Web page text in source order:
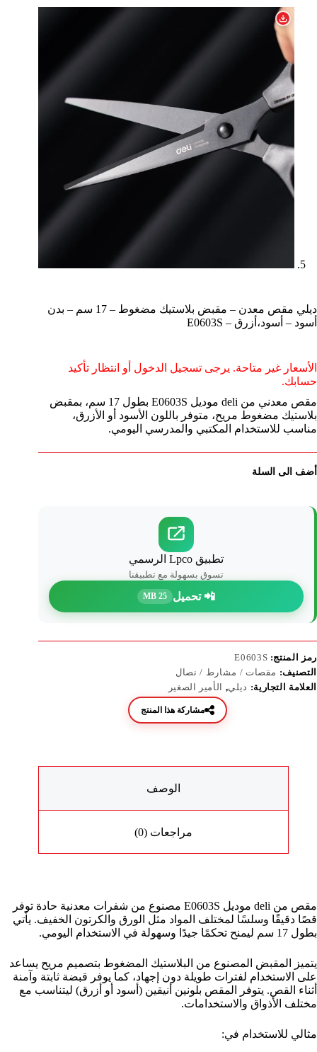
ديلي مقص معدن – مقبض بلاستيك مضغوط – 17 سم – بدن
أسود – أسود،أزرق – E0603S
الأسعار غير متاحة. يرجى تسجيل الدخول أو انتظار تأكيد
حسابك.
مقص معدني من deli موديل E0603S بطول 17 سم، بمقبض
بلاستيك مضغوط مريح، متوفر باللون الأسود أو الأزرق،
مناسب للاستخدام المكتبي والمدرسي اليومي.
أضف الى السلة
تطبيق Lpco الرسمي
تسوق بسهولة مع تطبيقنا
📲 تحميل 25 MB
رمز المنتج: E0603S
التصنيف: مقصات / مشارط / نصال
العلامة التجارية: ديلي, الأمير الصغير
مشاركة هذا المنتج
الوصف
مراجعات (0)
مقص من deli موديل E0603S مصنوع من شفرات معدنية حادة توفر
قصًا دقيقًا وسلسًا لمختلف المواد مثل الورق والكرتون الخفيف. يأتي
بطول 17 سم ليمنح تحكمًا جيدًا وسهولة في الاستخدام اليومي.
يتميز المقبض المصنوع من البلاستيك المضغوط بتصميم مريح يساعد
على الاستخدام لفترات طويلة دون إجهاد، كما يوفر قبضة ثابتة وآمنة
أثناء القص. يتوفر المقص بلونين أنيقين (أسود أو أزرق) ليتناسب مع
مختلف الأذواق والاستخدامات.
مثالي للاستخدام في: